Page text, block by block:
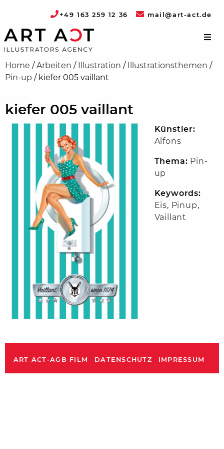
+49 163 259 12 36 mail@art-act.de
Home /Arbeiten / Illustration / Illustrationsthemen /
Pin-up / kiefer 005 vaillant
kiefer 005 vaillant
Künstler:
Alfons
Thema: Pin-
up
Keywords:
Eis, Pinup,
Vaillant
ART ACT-AGB FILM DATENSCHUTZ IMPRESSUM